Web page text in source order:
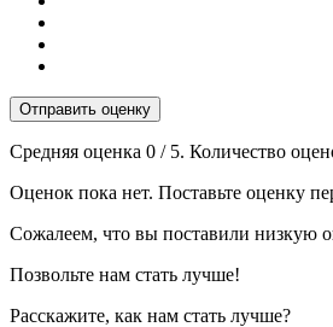
Отправить оценку
Средняя оценка 0 / 5. Количество
Оценок пока нет. Поставьте оценку
Сожалеем, что вы поставили низкую
Позвольте нам стать лучше!
Расскажите, как нам стать лучше?